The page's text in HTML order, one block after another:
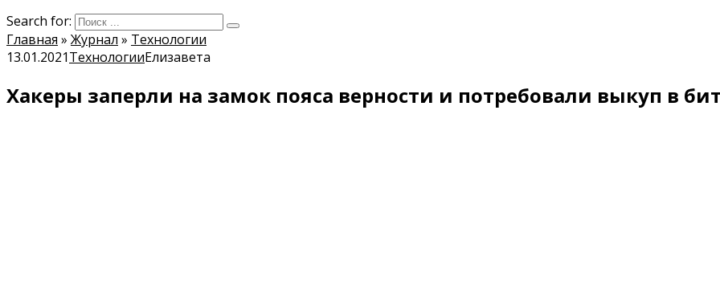
Search for:
Главная » Журнал » Технологии
13.01.2021ТехнологииЕлизавета
Хакеры заперли на замок пояса верности и потребовали выкуп в